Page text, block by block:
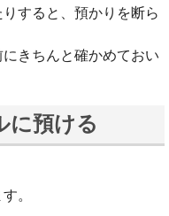
すると、預かりを断ら
きちんと確かめておい
に預ける
。